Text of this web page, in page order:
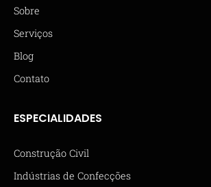
Sobre
Serviços
Blog
Contato
ESPECIALIDADES
Construção Civil
Indústrias de Confecções